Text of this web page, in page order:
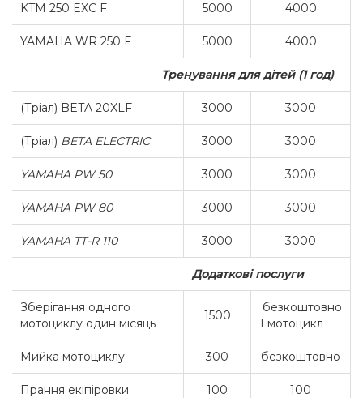
KTM 250 EXC F 5000 4000
YAMAHA WR 250 F 5000 4000
Тренування для дітей (1 год)
(Тріал) BETA 20XLF 3000 3000
(Тріал) BETA ELECTRIC 3000 3000
YAMAHA PW 50 3000 3000
YAMAHA PW 80 3000 3000
YAMAHA TT-R 110 3000 3000
Додаткові послуги
Зберігання одного
мотоциклу один місяць
1500
безкоштовно
1 мотоцикл
Мийка мотоциклу 300 безкоштовно
Прання екіпіровки 100 100